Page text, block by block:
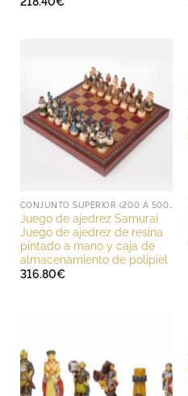
Juego de ajedrez Samurai
Juego de ajedrez de resina
pintado a mano y caja de
almacenamiento de polipiel
316.80€